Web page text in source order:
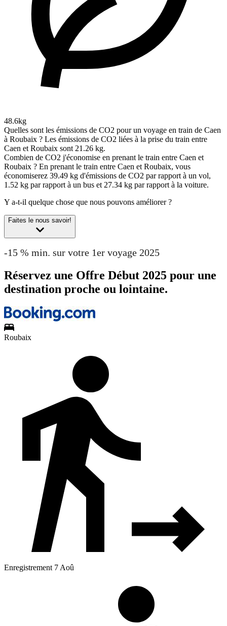
48.6kg
Quelles sont les émissions de CO2 pour un voyage en train de Caen
à Roubaix ? Les émissions de CO2 liées à la prise du train entre
Caen et Roubaix sont 21.26 kg.
Combien de CO2 j'économise en prenant le train entre Caen et
Roubaix ? En prenant le train entre Caen et Roubaix, vous
économiserez 39.49 kg d'émissions de CO2 par rapport à un vol,
1.52 kg par rapport à un bus et 27.34 kg par rapport à la voiture.
Y a-t-il quelque chose que nous pouvons améliorer ?
Faites le nous savoir!
-15 % min. sur votre 1er voyage 2025
Réservez une Offre Début 2025 pour une
destination proche ou lointaine.
Roubaix
Enregistrement 7 Aoû